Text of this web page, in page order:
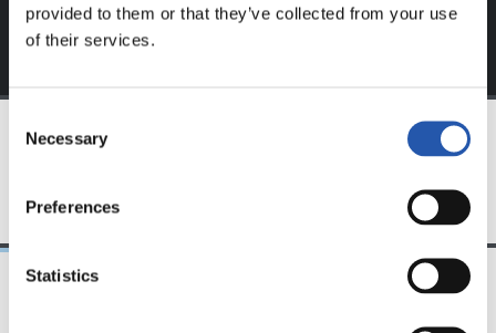
provided to them or that they’ve collected from your use
of their services.
Selection
Necessary
Preferences
Statistics